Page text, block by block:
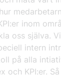
inom
oss själva.
intern
på alla
och KPI:er.